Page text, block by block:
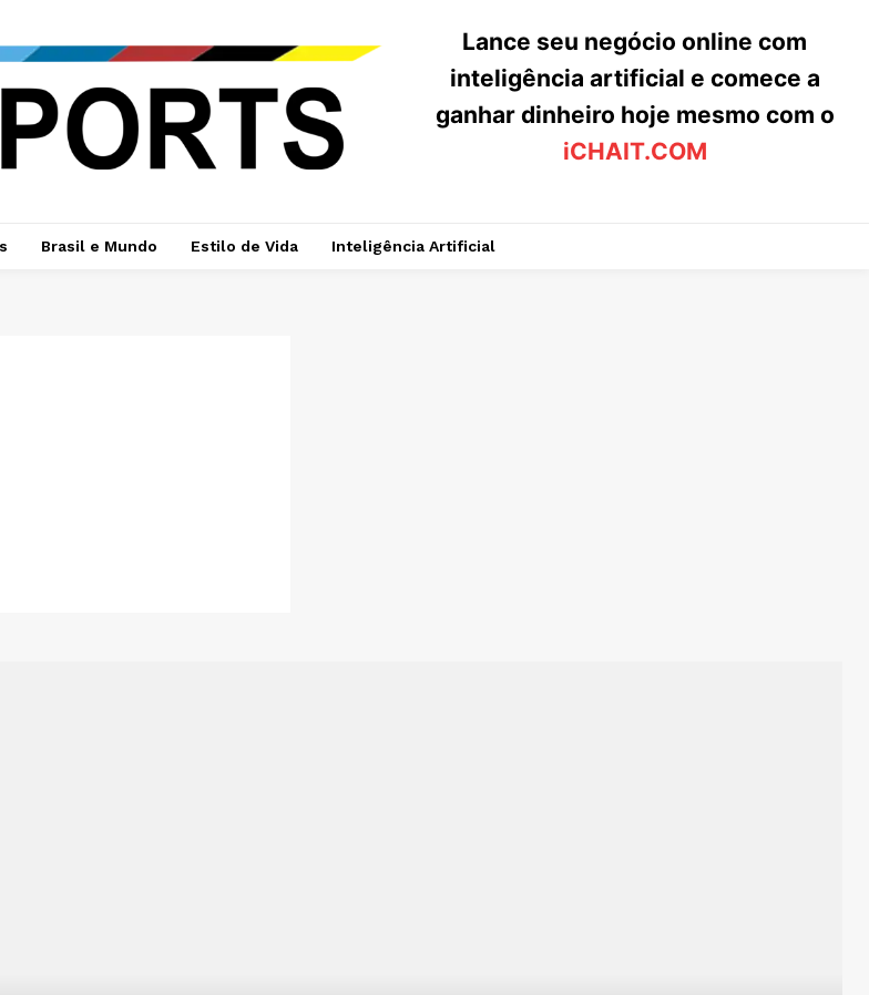
Lance seu negócio online com
inteligência artificial e comece a
ganhar dinheiro hoje mesmo com o
iCHAIT.COM
Brasil e Mundo Estilo de Vida Inteligência Artificial